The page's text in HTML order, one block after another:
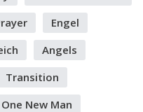
Engel
Angels
Transition
One New Man